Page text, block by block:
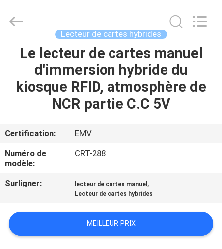
MAISON
PRODUITS
SUJET
DE
NOUS
D'USINE
Reader
Online
Lecteur de cartes hybrides
Le lecteur de cartes manuel
d'immersion hybride du
kiosque RFID, atmosphère de
NCR partie C.C 5V
Certification:
EMV
Numéro de
modèle:
CRT-288
Surligner: lecteur de cartes manuel ,
Lecteur de cartes hybrides
MEILLEUR PRIX